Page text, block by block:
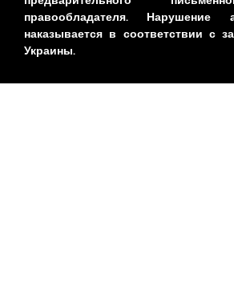
правообладателя. Нарушение
наказывается в соответствии с
Украины.